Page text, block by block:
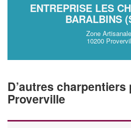
ENTREPRISE LES
BARALBINS
Zone
10200
D’autres charpentiers
Proverville